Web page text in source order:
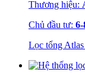
Thương hiệu:
Chủ đầu tư:
Lọc tổng